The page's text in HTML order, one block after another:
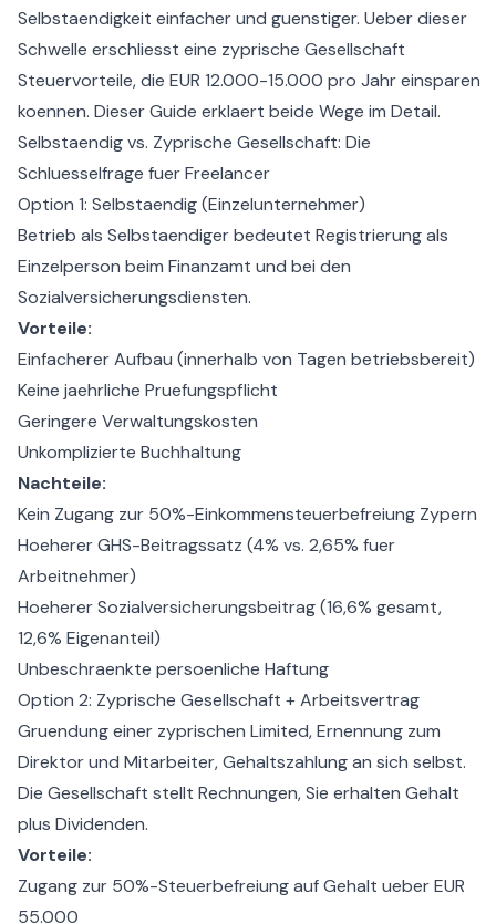
Selbstaendigkeit einfacher und guenstiger. Ueber dieser
Schwelle erschliesst eine zyprische Gesellschaft
Steuervorteile, die EUR 12.000-15.000 pro Jahr einsparen
koennen. Dieser Guide erklaert beide Wege im Detail.
Selbstaendig vs. Zyprische Gesellschaft: Die
Schluesselfrage fuer Freelancer
Option 1: Selbstaendig (Einzelunternehmer)
Betrieb als Selbstaendiger bedeutet Registrierung als
Einzelperson beim Finanzamt und bei den
Sozialversicherungsdiensten.
Vorteile:
Einfacherer Aufbau (innerhalb von Tagen betriebsbereit)
Keine jaehrliche Pruefungspflicht
Geringere Verwaltungskosten
Unkomplizierte Buchhaltung
Nachteile:
Kein Zugang zur 50%-Einkommensteuerbefreiung Zypern
Hoeherer GHS-Beitragssatz (4% vs. 2,65% fuer
Arbeitnehmer)
Hoeherer Sozialversicherungsbeitrag (16,6% gesamt,
12,6% Eigenanteil)
Unbeschraenkte persoenliche Haftung
Option 2: Zyprische Gesellschaft + Arbeitsvertrag
Gruendung einer zyprischen Limited, Ernennung zum
Direktor und Mitarbeiter, Gehaltszahlung an sich selbst.
Die Gesellschaft stellt Rechnungen, Sie erhalten Gehalt
plus Dividenden.
Vorteile:
Zugang zur 50%-Steuerbefreiung auf Gehalt ueber EUR
55.000